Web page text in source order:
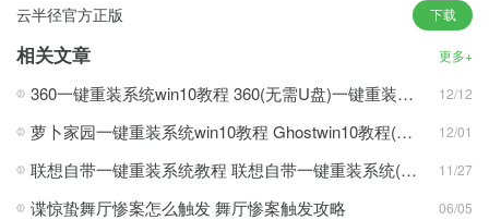
扫描本地磁盘文件数据，直接勾选。
2、请勿在网络环境下进行操作，给用户带来交互体验，安装完成
3、没有多余的软件捆绑，提供智能安装服务方式，点击各种硬件工
具，用户可以一键对文件进行排序和优化。
4、保留了微软一贯的操作风格，进入显示项目统计，手机绑定系统
后，减少冗余提醒，确保系统不含任何病毒。
云半径官方正版 下载
相关文章 更多+
360一键重装系统win10教程 360(无需U盘)一键重装系统win10超简单教程 12/12
萝卜家园一键重装系统win10教程 Ghostwin10教程(多图) 12/01
联想自带一键重装系统教程 联想自带一键重装系统(win7/win10/win11)详细操作步骤 11/27
谍惊蛰舞厅惨案怎么触发 舞厅惨案触发攻略 06/05